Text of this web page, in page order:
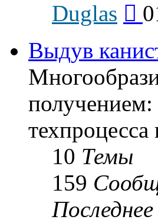
Duglas
Выдув
получением:
10 Темы
159